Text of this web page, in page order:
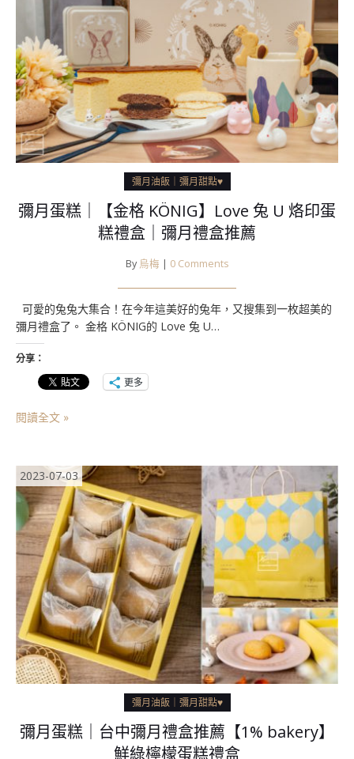
彌月油飯｜彌月甜點♥
彌月蛋糕｜【金格 KÖNIG】Love 兔 U 烙印蛋
糕禮盒｜彌月禮盒推薦
By 烏梅 | 0 Comments
可愛的兔兔大集合！在今年這美好的兔年，又搜集到一枚超美的
彌月禮盒了。 金格 KÖNIG的 Love 兔 U…
分享：
更多
閱讀全文 »
2023-07-03
彌月油飯｜彌月甜點♥
彌月蛋糕｜台中彌月禮盒推薦【1% bakery】
鮮綠檸檬蛋糕禮盒